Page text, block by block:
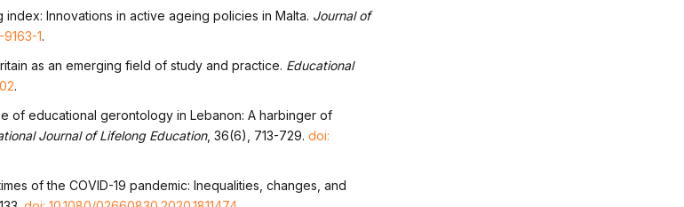
Innovations in active ageing policies in Malta. Journal of
1.
as an emerging field of study and practice. Educational
.
of educational gerontology in Lebanon: A harbinger of
Journal of Lifelong Education, 36(6), 713-729. doi:
of the COVID-19 pandemic: Inequalities, changes, and